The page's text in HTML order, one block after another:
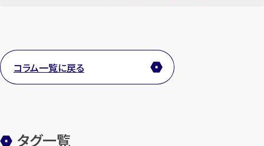
コラム一覧に戻る
タグ一覧